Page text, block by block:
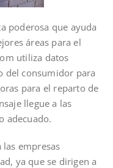
poderosa que ayuda
áreas para el
utiliza datos
del consumidor para
para el reparto de
llegue a las
adecuado.
empresas
ya que se dirigen a